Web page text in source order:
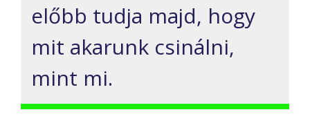
előbb tudja majd, hogy
mit akarunk csinálni,
mint mi.